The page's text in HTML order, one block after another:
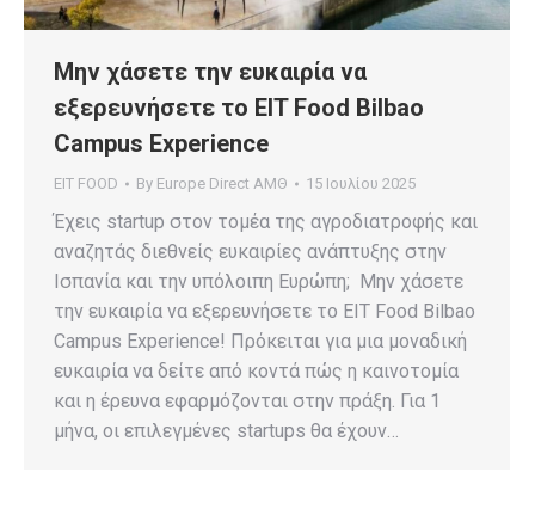
Μην χάσετε την ευκαιρία να
εξερευνήσετε το EIT Food Bilbao
Campus Experience
EIT FOOD By Europe Direct ΑΜΘ 15 Ιουλίου 2025
Έχεις startup στον τομέα της αγροδιατροφής και
αναζητάς διεθνείς ευκαιρίες ανάπτυξης στην
Ισπανία και την υπόλοιπη Ευρώπη; Μην χάσετε
την ευκαιρία να εξερευνήσετε το EIT Food Bilbao
Campus Experience! Πρόκειται για μια μοναδική
ευκαιρία να δείτε από κοντά πώς η καινοτομία
και η έρευνα εφαρμόζονται στην πράξη. Για 1
μήνα, οι επιλεγμένες startups θα έχουν…